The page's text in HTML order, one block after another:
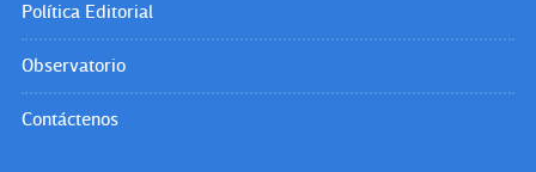
Política Editorial
Observatorio
Contáctenos